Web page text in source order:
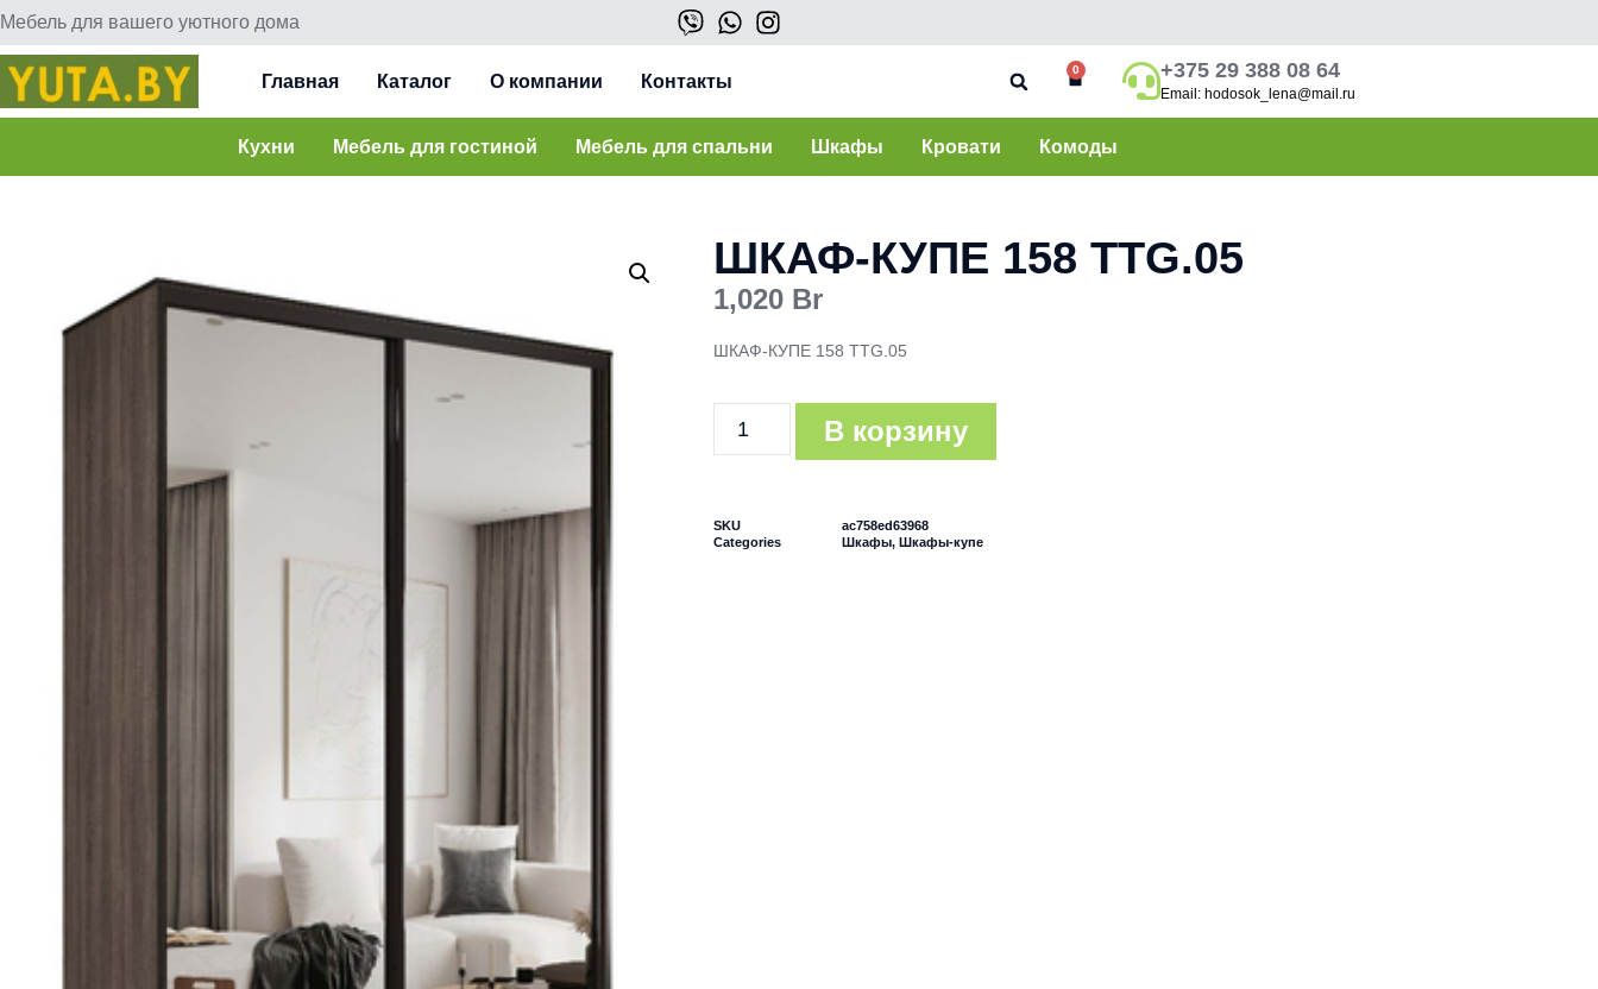
Мебель для вашего уютного дома
Главная Каталог О компании Контакты
0 +375 29 388 08 64
Email: hodosok_lena@mail.ru
Кухни Мебель для гостиной Мебель для спальни Шкафы Кровати Комоды
ШКАФ-КУПЕ 158 TTG.05
1,020 Br
ШКАФ-КУПЕ 158 TTG.05
В корзину
SKU
ac758ed63968
Categories
Шкафы, Шкафы-купе